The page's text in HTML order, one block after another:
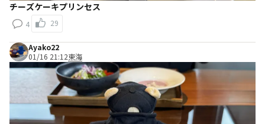
チーズケーキプリンセス
4 29
Ayako22
01/16 21:12東海